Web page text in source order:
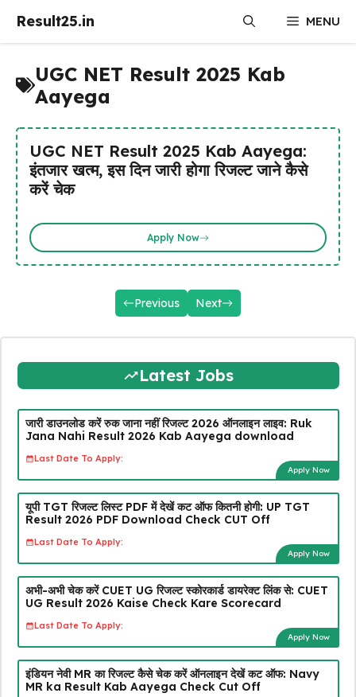
Result25.in MENU
UGC NET Result 2025 Kab
Aayega
UGC NET Result 2025 Kab Aayega:
इंतजार खत्म, इस दिन जारी होगा रिजल्ट जाने कैसे
करें चेक
Apply Now
Previous Next
Latest Jobs
जारी डाउनलोड करें रुक जाना नहीं रिजल्ट 2026 ऑनलाइन लाइव: Ruk
Jana Nahi Result 2026 Kab Aayega download
Last Date To Apply:
Apply Now
यूपी TGT रिजल्ट लिस्ट PDF में देखें कट ऑफ कितनी होगी: UP TGT
Result 2026 PDF Download Check CUT Off
Last Date To Apply:
Apply Now
अभी-अभी चेक करें CUET UG रिजल्ट स्कोरकार्ड डायरेक्ट लिंक से: CUET
UG Result 2026 Kaise Check Kare Scorecard
Last Date To Apply:
Apply Now
इंडियन नेवी MR का रिजल्ट कैसे चेक करें ऑनलाइन देखें कट ऑफ: Navy
MR ka Result Kab Aayega Check Cut Off